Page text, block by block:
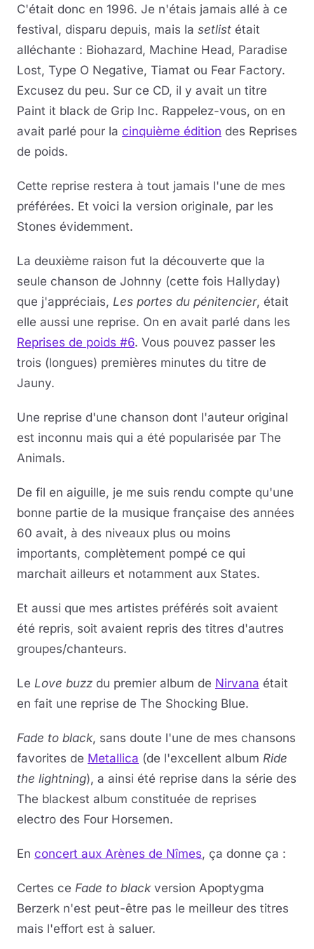
C'était donc en 1996. Je n'étais jamais allé à ce
festival, disparu depuis, mais la setlist était
alléchante : Biohazard, Machine Head, Paradise
Lost, Type O Negative, Tiamat ou Fear Factory.
Excusez du peu. Sur ce CD, il y avait un titre
Paint it black de Grip Inc. Rappelez-vous, on en
avait parlé pour la cinquième édition des Reprises
de poids.
Cette reprise restera à tout jamais l'une de mes
préférées. Et voici la version originale, par les
Stones évidemment.
La deuxième raison fut la découverte que la
seule chanson de Johnny (cette fois Hallyday)
que j'appréciais, Les portes du pénitencier, était
elle aussi une reprise. On en avait parlé dans les
Reprises de poids #6. Vous pouvez passer les
trois (longues) premières minutes du titre de
Jauny.
Une reprise d'une chanson dont l'auteur original
est inconnu mais qui a été popularisée par The
Animals.
De fil en aiguille, je me suis rendu compte qu'une
bonne partie de la musique française des années
60 avait, à des niveaux plus ou moins
importants, complètement pompé ce qui
marchait ailleurs et notamment aux States.
Et aussi que mes artistes préférés soit avaient
été repris, soit avaient repris des titres d'autres
groupes/chanteurs.
Le Love buzz du premier album de Nirvana était
en fait une reprise de The Shocking Blue.
Fade to black, sans doute l'une de mes chansons
favorites de Metallica (de l'excellent album Ride
the lightning), a ainsi été reprise dans la série des
The blackest album constituée de reprises
electro des Four Horsemen.
En concert aux Arènes de Nîmes, ça donne ça :
Certes ce Fade to black version Apoptygma
Berzerk n'est peut-être pas le meilleur des titres
mais l'effort est à saluer.